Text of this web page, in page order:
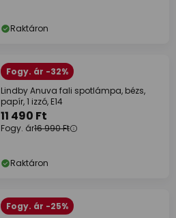
Raktáron
Fogy. ár -32%
Lindby Anuva fali spotlámpa, bézs,
papír, 1 izzó, E14
11 490 Ft
Fogy. ár16 990 Ft
Raktáron
Fogy. ár -25%